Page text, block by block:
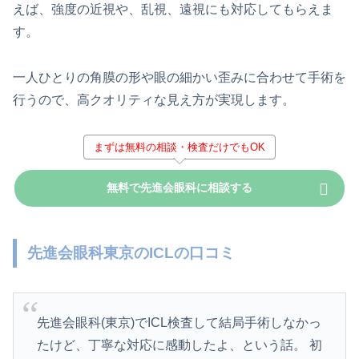
えば、強度の近視や、乱視、遠視にも対応してもらえま
す。
一人ひとりの角膜の形や眼の細かい歪みに合わせて手術を
行うので、高クオリティな見え方が実現します。
まずは無料の相談・検査だけでもOK
無料で先進会眼科に相談する
先進会眼科東京のICLの口コミ
先進会眼科(東京)でICL検査して結局手術しなかっ
たけど、丁寧な対応に感動したよ、という話。 初